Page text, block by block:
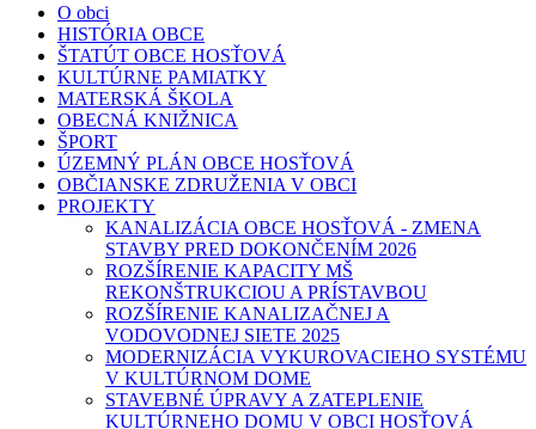
O obci
HISTÓRIA OBCE
ŠTATÚT OBCE HOSŤOVÁ
KULTÚRNE PAMIATKY
MATERSKÁ ŠKOLA
OBECNÁ KNIŽNICA
ŠPORT
ÚZEMNÝ PLÁN OBCE HOSŤOVÁ
OBČIANSKE ZDRUŽENIA V OBCI
PROJEKTY
KANALIZÁCIA OBCE HOSŤOVÁ - ZMENA
STAVBY PRED DOKONČENÍM 2026
ROZŠÍRENIE KAPACITY MŠ
REKONŠTRUKCIOU A PRÍSTAVBOU
ROZŠÍRENIE KANALIZAČNEJ A
VODOVODNEJ SIETE 2025
MODERNIZÁCIA VYKUROVACIEHO SYSTÉMU
V KULTÚRNOM DOME
STAVEBNÉ ÚPRAVY A ZATEPLENIE
KULTÚRNEHO DOMU V OBCI HOSŤOVÁ